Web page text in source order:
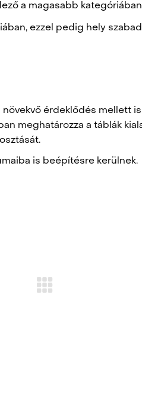
a magasabb
ezzel pedig hely
érdeklődés mellett
meghatározza a táblák
is beépítésre kerülnek.